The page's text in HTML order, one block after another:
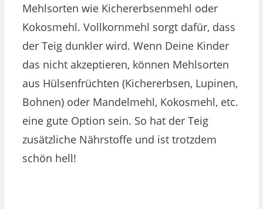
Mehlsorten wie Kichererbsenmehl oder
Kokosmehl. Vollkornmehl sorgt dafür, dass
der Teig dunkler wird. Wenn Deine Kinder
das nicht akzeptieren, können Mehlsorten
aus Hülsenfrüchten (Kichererbsen, Lupinen,
Bohnen) oder Mandelmehl, Kokosmehl, etc.
eine gute Option sein. So hat der Teig
zusätzliche Nährstoffe und ist trotzdem
schön hell!